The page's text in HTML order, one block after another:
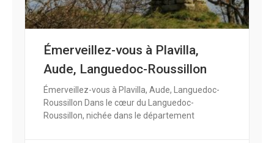
Émerveillez-vous à Plavilla,
Aude, Languedoc-Roussillon
Émerveillez-vous à Plavilla, Aude, Languedoc-
Roussillon Dans le cœur du Languedoc-
Roussillon, nichée dans le département